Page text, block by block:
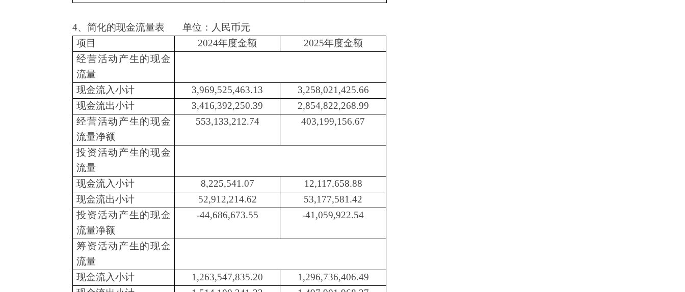
4、简化的现金流量表 单位：人民币元
项目
2024年度金额
2025年度金额
经营活动产生的现金
流量
现金流入小计
3,969,525,463.13
3,258,021,425.66
现金流出小计
3,416,392,250.39
2,854,822,268.99
经营活动产生的现金
流量净额
553,133,212.74 403,199,156.67
投资活动产生的现金
流量
现金流入小计
8,225,541.07
12,117,658.88
现金流出小计
52,912,214.62
53,177,581.42
投资活动产生的现金
流量净额
-44,686,673.55 -41,059,922.54
筹资活动产生的现金
流量
现金流入小计
1,263,547,835.20
1,296,736,406.49